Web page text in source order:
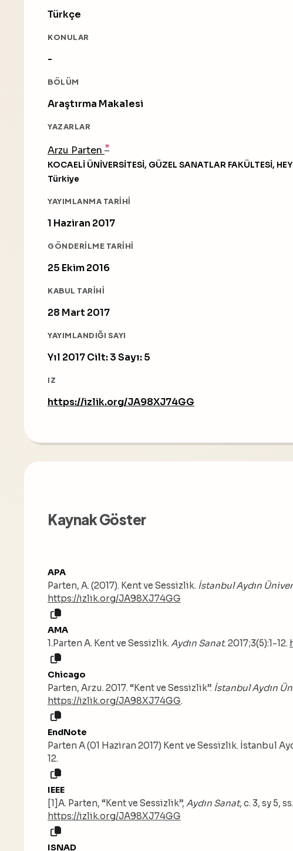
Türkçe
KONULAR
-
BÖLÜM
Araştırma Makalesi
YAZARLAR
Arzu Parten *
KOCAELİ ÜNİVERSİTESİ, GÜZEL SANATLAR FAKÜLTESİ,
Türkiye
YAYIMLANMA TARIHI
1 Haziran 2017
GÖNDERILME TARIHI
25 Ekim 2016
KABUL TARIHI
28 Mart 2017
YAYIMLANDIĞI SAYI
Yıl 2017 Cilt: 3 Sayı: 5
IZ
https://izlik.org/JA98XJ74GG
Kaynak Göster
APA
Parten, A. (2017). Kent ve Sessizlik. İstanbul Aydın
https://izlik.org/JA98XJ74GG
AMA
1.Parten A. Kent ve Sessizlik.Aydın Sanat. 2017;3(5):1-12.
Chicago
Parten, Arzu. 2017. “Kent ve Sessizlik”. İstanbul Aydın
https://izlik.org/JA98XJ74GG.
EndNote
Parten A (01 Haziran 2017) Kent ve Sessizlik. İstanbul
12.
IEEE
[1]A. Parten, “Kent ve Sessizlik”, Aydın Sanat, c. 3, sy 5,
https://izlik.org/JA98XJ74GG
ISNAD